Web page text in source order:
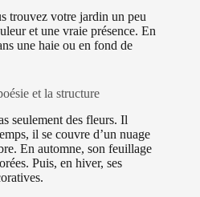
trouvez votre jardin un peu
et une vraie présence. En
une haie ou en fond de
et la structure
seulement des fleurs. Il
il se couvre d’un nuage
En automne, son feuillage
Puis, en hiver, ses